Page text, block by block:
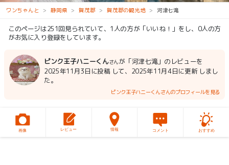
ワンちゃんと 静岡県 賀茂郡 賀茂郡の観光地 河津七滝
このページは251回見られていて、1人の方が「いいね！」をし、0人の方
がお気に入り登録をしています。
ピンク王子ハニーくんさんが「河津七滝」のレビューを
2025年11月3日に投稿 して、2025年11月4日に更新 しまし
た。
ピンク王子ハニーくんさんのプロフィールを見る
画像 レビュー 情報 コメント おすすめ